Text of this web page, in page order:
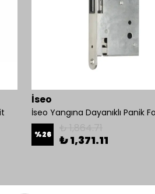
İseo
%26 ₺ 1,371.11